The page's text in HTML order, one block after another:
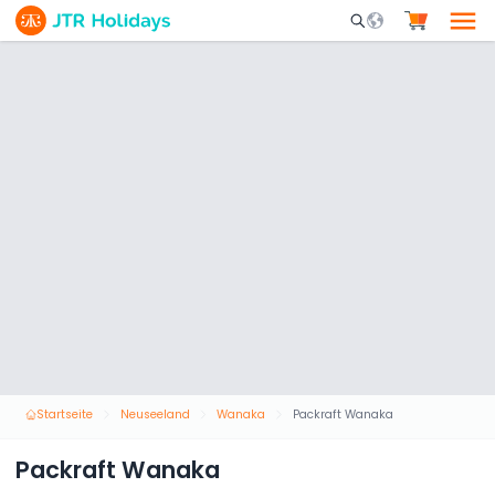
Mobile Search
Startseite Neuseeland Wanaka Packraft Wanaka
Packraft Wanaka